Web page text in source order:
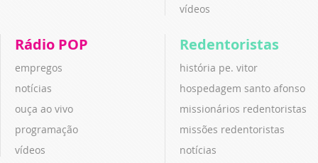
vídeos
Rádio POP
empregos
notícias
ouça ao vivo
programação
vídeos
Redentoristas
história pe. vitor
hospedagem santo afonso
missionários redentoristas
missões redentoristas
notícias